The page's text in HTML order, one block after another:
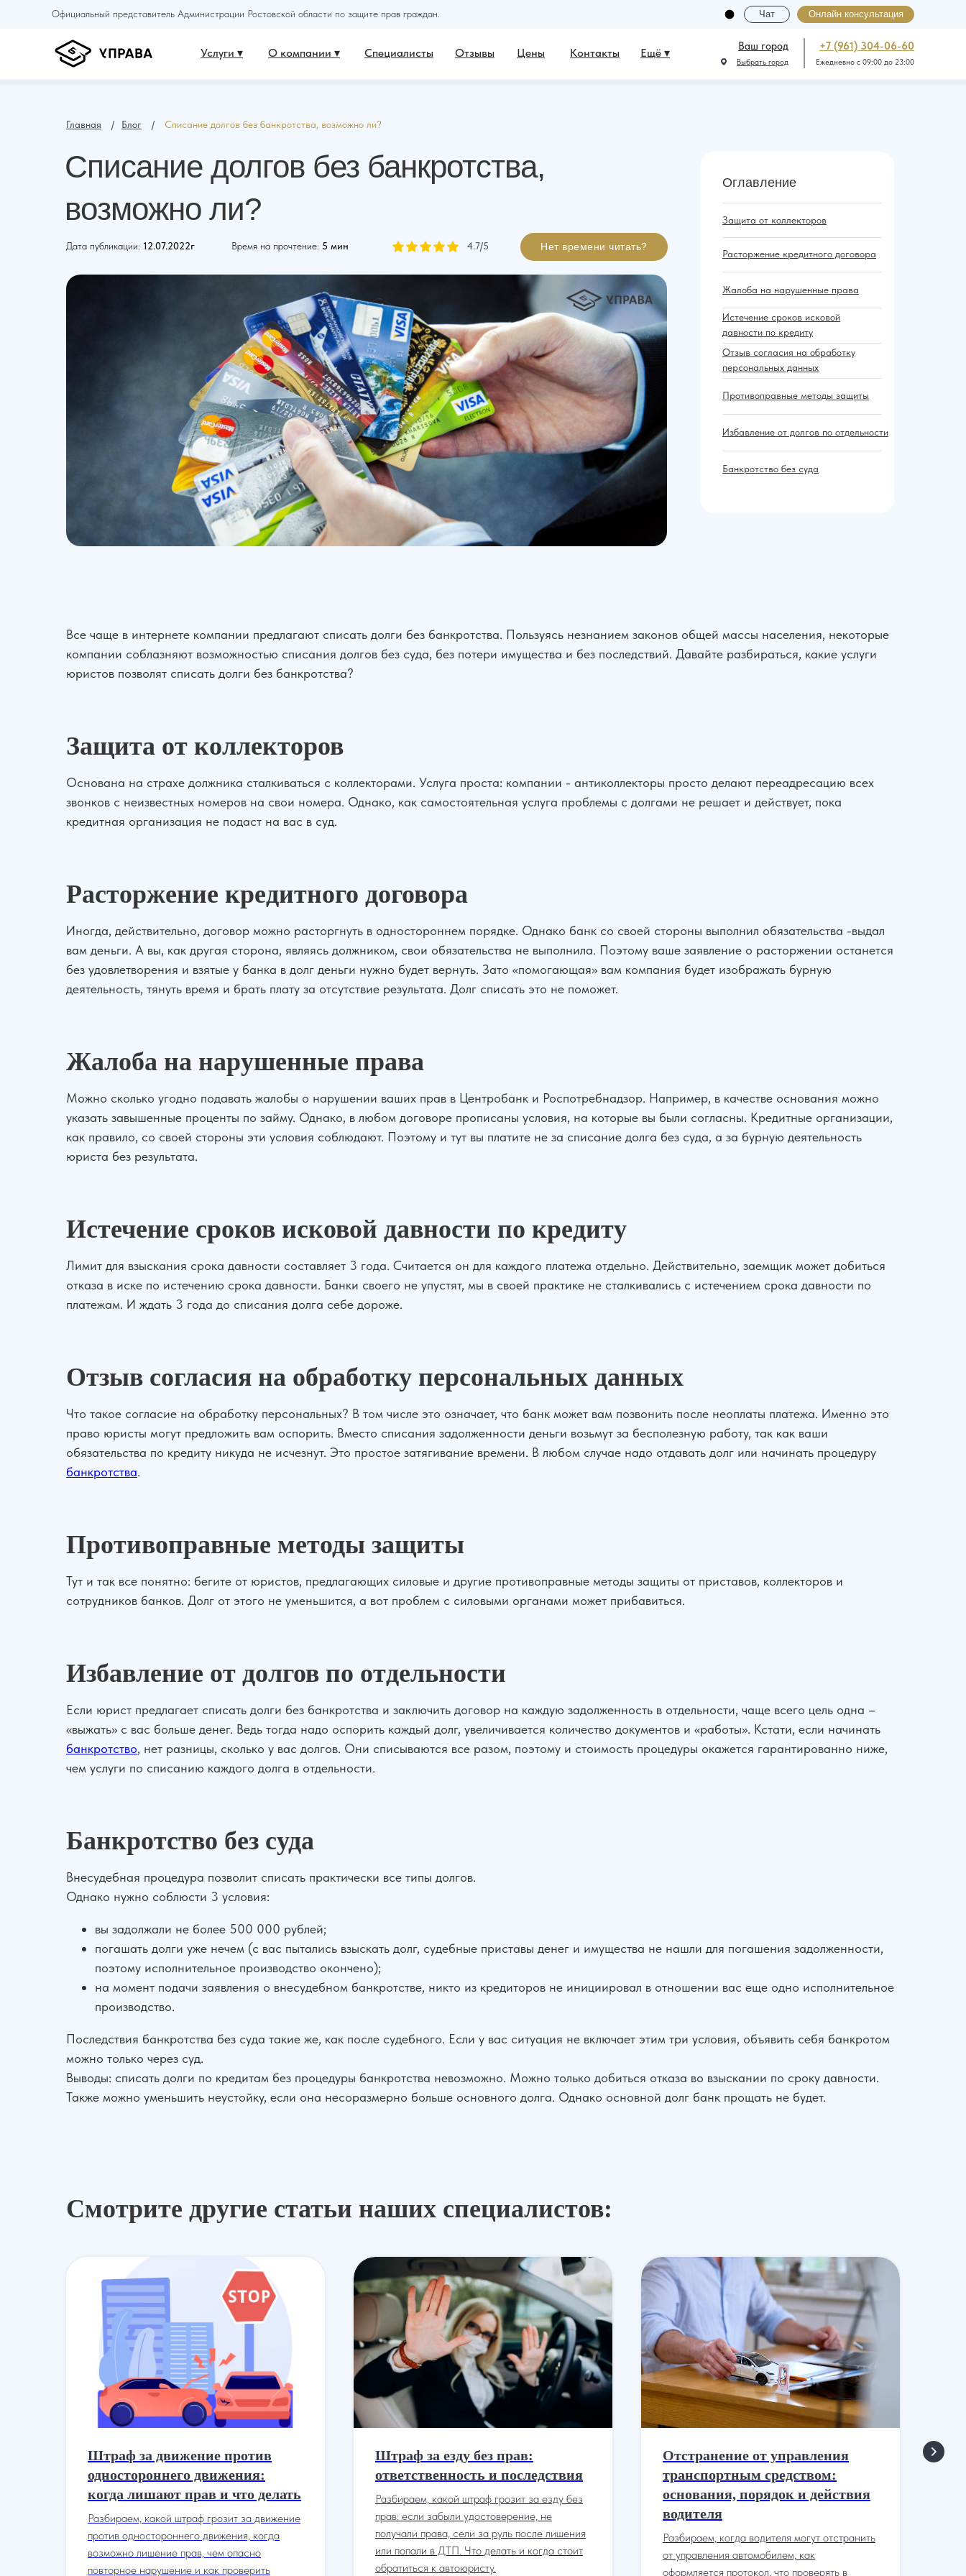
+7 (961) 304-06-60
Ежедневно с 09:00 до 23:00
Услуги ▾ Отзывы
О компании ▾ Цены
Специалисты
Онлайн консультация
Чат
Ваш город
Контакты Ещё ▾
Выбрать город
Официальный представитель Администрации Ростовской области по защите прав граждан.
Списание долгов без банкротства,
возможно ли?
Оглавление
Защита от коллекторов
Расторжение кредитного договора
Жалоба на нарушенные права
Истечение сроков исковой
давности по кредиту
Отзыв согласия на обработку
персональных данных
Время на прочтение: 5 мин 4.7/5
Дата публикации: 12.07.2022г Нет времени читать?
Главная ⠀ /⠀ Блог ⠀ /⠀ Списание долгов без банкротства, возможно ли?
Противоправные методы защиты
Избавление от долгов по отдельности
Банкротство без суда
Все чаще в интернете компании предлагают списать долги без банкротства. Пользуясь незнанием законов общей массы населения, некоторые
компании соблазняют возможностью списания долгов без суда, без потери имущества и без последствий. Давайте разбираться, какие услуги
юристов позволят списать долги без банкротства?
Защита от коллекторов
Основана на страхе должника сталкиваться с коллекторами. Услуга проста: компании - антиколлекторы просто делают переадресацию всех
звонков с неизвестных номеров на свои номера. Однако, как самостоятельная услуга проблемы с долгами не решает и действует, пока
кредитная организация не подаст на вас в суд.
Расторжение кредитного договора
Иногда, действительно, договор можно расторгнуть в одностороннем порядке. Однако банк со своей стороны выполнил обязательства -выдал
вам деньги. А вы, как другая сторона, являясь должником, свои обязательства не выполнила. Поэтому ваше заявление о расторжении останется
без удовлетворения и взятые у банка в долг деньги нужно будет вернуть. Зато «помогающая» вам компания будет изображать бурную
деятельность, тянуть время и брать плату за отсутствие результата. Долг списать это не поможет.
Жалоба на нарушенные права
Можно сколько угодно подавать жалобы о нарушении ваших прав в Центробанк и Роспотребнадзор. Например, в качестве основания можно
указать завышенные проценты по займу. Однако, в любом договоре прописаны условия, на которые вы были согласны. Кредитные организации,
как правило, со своей стороны эти условия соблюдают. Поэтому и тут вы платите не за списание долга без суда, а за бурную деятельность
юриста без результата.
Истечение сроков исковой давности по кредиту
Лимит для взыскания срока давности составляет 3 года. Считается он для каждого платежа отдельно. Действительно, заемщик может добиться
отказа в иске по истечению срока давности. Банки своего не упустят, мы в своей практике не сталкивались с истечением срока давности по
платежам. И ждать 3 года до списания долга себе дороже.
Отзыв согласия на обработку персональных данных
Что такое согласие на обработку персональных? В том числе это означает, что банк может вам позвонить после неоплаты платежа. Именно это
право юристы могут предложить вам оспорить. Вместо списания задолженности деньги возьмут за бесполезную работу, так как ваши
обязательства по кредиту никуда не исчезнут. Это простое затягивание времени. В любом случае надо отдавать долг или начинать процедуру
банкротства.
Противоправные методы защиты
Тут и так все понятно: бегите от юристов, предлагающих силовые и другие противоправные методы защиты от приставов, коллекторов и
сотрудников банков. Долг от этого не уменьшится, а вот проблем с силовыми органами может прибавиться.
Избавление от долгов по отдельности
Если юрист предлагает списать долги без банкротства и заключить договор на каждую задолженность в отдельности, чаще всего цель одна –
«выжать» с вас больше денег. Ведь тогда надо оспорить каждый долг, увеличивается количество документов и «работы». Кстати, если начинать
банкротство, нет разницы, сколько у вас долгов. Они списываются все разом, поэтому и стоимость процедуры окажется гарантированно ниже,
чем услуги по списанию каждого долга в отдельности.
Банкротство без суда
Внесудебная процедура позволит списать практически все типы долгов.
Однако нужно соблюсти 3 условия:
вы задолжали не более 500 000 рублей;
погашать долги уже нечем (с вас пытались взыскать долг, судебные приставы денег и имущества не нашли для погашения задолженности,
поэтому исполнительное производство окончено);
на момент подачи заявления о внесудебном банкротстве, никто из кредиторов не инициировал в отношении вас еще одно исполнительное
производство.
Последствия банкротства без суда такие же, как после судебного. Если у вас ситуация не включает этим три условия, объявить себя банкротом
можно только через суд.
Выводы: списать долги по кредитам без процедуры банкротства невозможно. Можно только добиться отказа во взыскании по сроку давности.
Также можно уменьшить неустойку, если она несоразмерно больше основного долга. Однако основной долг банк прощать не будет.
Смотрите другие статьи наших специалистов:
Штраф за движение против
одностороннего движения:
когда лишают прав и что делать
Разбираем, какой штраф грозит за движение
против одностороннего движения, когда
возможно лишение прав, чем опасно
повторное нарушение и как проверить
Штраф за езду без прав:
ответственность и последствия
Разбираем, какой штраф грозит за езду без
прав: если забыли удостоверение, не
получали права, сели за руль после лишения
или попали в ДТП. Что делать и когда стоит
обратиться к автоюристу.
Отстранение от управления
транспортным средством:
основания, порядок и действия
водителя
Разбираем, когда водителя могут отстранить
от управления автомобилем, как
оформляется протокол, что проверять в